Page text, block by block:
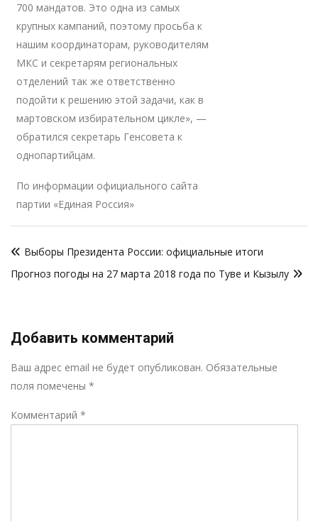
700 мандатов. Это одна из самых
крупных кампаний, поэтому просьба к
нашим координаторам, руководителям
МКС и секретарям региональных
отделений так же ответственно
подойти к решению этой задачи, как в
мартовском избирательном цикле», —
обратился секретарь Генсовета к
однопартийцам.
По информации официального сайта
партии «Единая Россия»
по
записям
Выборы Президента России: официальные итоги
Прогноз погоды на 27 марта 2018 года по Туве и Кызылу
Добавить комментарий
Ваш адрес email не будет опубликован. Обязательные
поля помечены *
Комментарий *